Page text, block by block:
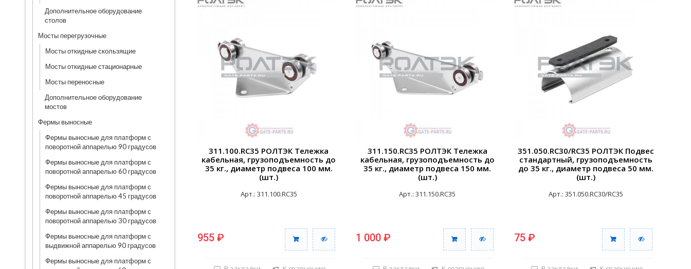
Дополнительное оборудование
столов
Мосты перегрузочные
Мосты откидные скользящие
Мосты откидные стационарные
Мосты переносные
Дополнительное оборудование
мостов
Фермы выносные
Фермы выносные для платформ с
поворотной аппарелью 90 градусов
Фермы выносные для платформ с
поворотной аппарелью 60 градусов
Фермы выносные для платформ с
поворотной аппарелью 45 градусов
Фермы выносные для платформ с
поворотной аппарелью 30 градусов
Фермы выносные для платформ с
выдвижной аппарелью 90 градусов
Фермы выносные для платформ с
311.100.RC35 РОЛТЭК Тележка
кабельная, грузоподъемность до
35 кг., диаметр подвеса 100 мм.
(шт.)
Арт.: 311.100.RC35
955 ₽
311.150.RC35 РОЛТЭК Тележка
кабельная, грузоподъемность до
35 кг., диаметр подвеса 150 мм.
(шт.)
Арт.: 311.150.RC35
1 000 ₽
351.050.RC30/RC35 РОЛТЭК Подвес
стандартный, грузоподъемность
до 35 кг., диаметр подвеса 50 мм.
(шт.)
Арт.: 351.050.RC30/RC35
75 ₽